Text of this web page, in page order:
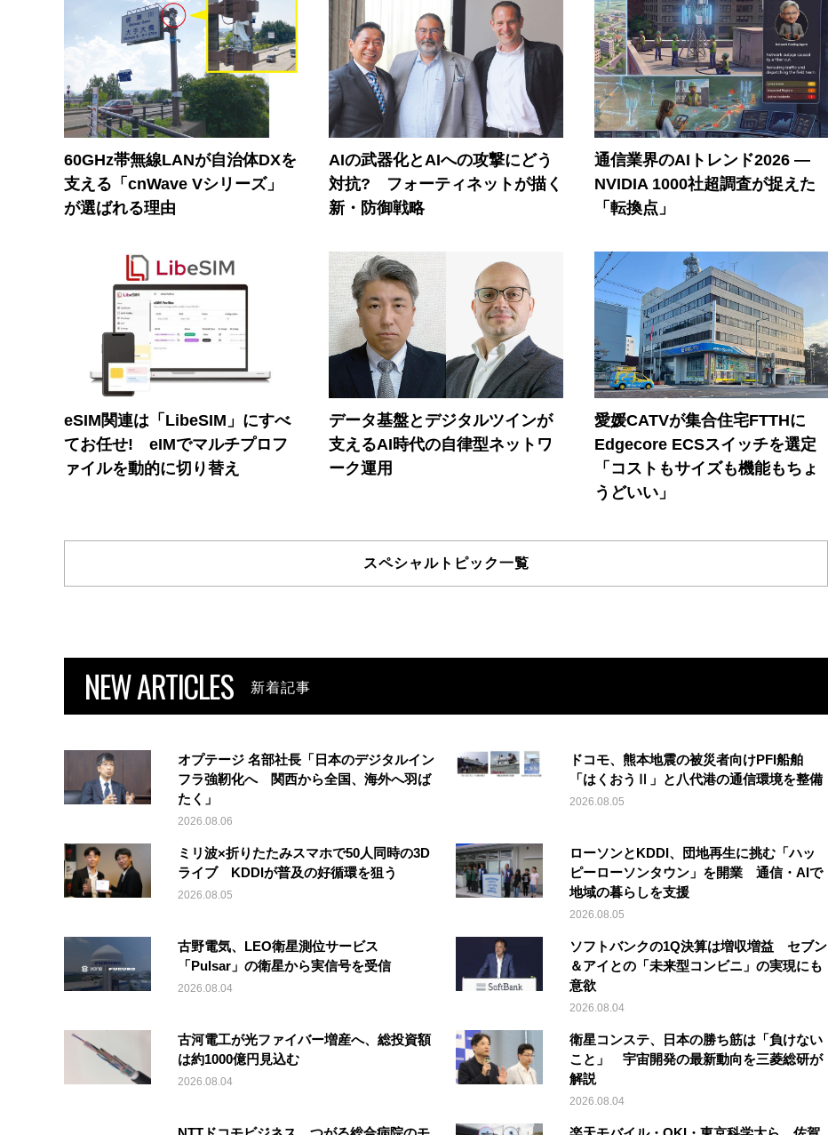
60GHz帯無線LANが自治体DXを
支える「cnWave Vシリーズ」
が選ばれる理由
AIの武器化とAIへの攻撃にどう
対抗? フォーティネットが描く
新・防御戦略
通信業界のAIトレンド2026 ―
NVIDIA 1000社超調査が捉えた
「転換点」
eSIM関連は「LibeSIM」にすべ
てお任せ! eIMでマルチプロフ
ァイルを動的に切り替え
データ基盤とデジタルツインが
支えるAI時代の自律型ネットワ
ーク運用
愛媛CATVが集合住宅FTTHに
Edgecore ECSスイッチを選定
「コストもサイズも機能もちょ
うどいい」
スペシャルトピック一覧
NEW ARTICLES 新着記事
オプテージ 名部社長「日本のデジタルイン
フラ強靭化へ 関西から全国、海外へ羽ば
たく」
2026.08.06
ドコモ、熊本地震の被災者向けPFI船舶
「はくおうⅡ」と八代港の通信環境を整備
2026.08.05
ミリ波×折りたたみスマホで50人同時の3D
ライブ KDDIが普及の好循環を狙う
2026.08.05
ローソンとKDDI、団地再生に挑む「ハッ
ピーローソンタウン」を開業 通信・AIで
地域の暮らしを支援
2026.08.05
古野電気、LEO衛星測位サービス
「Pulsar」の衛星から実信号を受信
2026.08.04
ソフトバンクの1Q決算は増収増益 セブン
＆アイとの「未来型コンビニ」の実現にも
意欲
2026.08.04
古河電工が光ファイバー増産へ、総投資額
は約1000億円見込む
2026.08.04
衛星コンステ、日本の勝ち筋は「負けない
こと」 宇宙開発の最新動向を三菱総研が
解説
2026.08.04